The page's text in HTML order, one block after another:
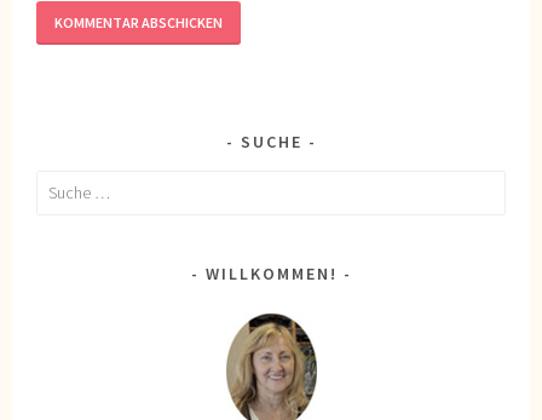
SUCHE
Suche
WILLKOMMEN!